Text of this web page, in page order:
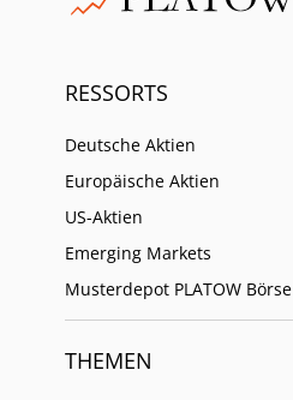
RESSORTS
Deutsche Aktien
Europäische Aktien
US-Aktien
Emerging Markets
Musterdepot PLATOW Börse
THEMEN